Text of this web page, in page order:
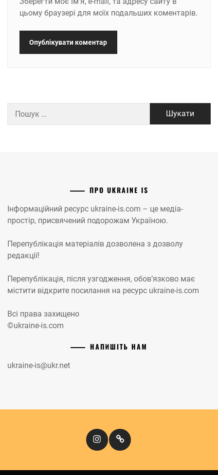
цьому браузері для моїх подальших коментарів.
ПРО UKRAINE IS
Інформаційний ресурс ukraine-is.com – це медіа-
простір, присвячений подорожам Україною.
Перепублікація матеріалів дозволена з дозволу
редакції!
Перепублікація, після узгодження, обов’язково має
містити відкрите посилання на ресурс ukraine-is.com
Всі права захищено
©ukraine-is.com
НАПИШІТЬ НАМ
ukraine-is@ukr.net
InstagramКіномандри